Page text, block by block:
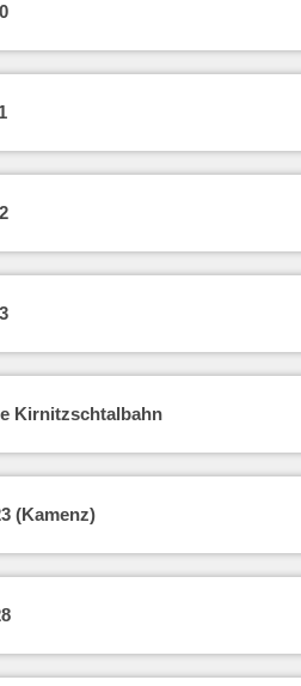
Kirnitzschtalbahn
(Kamenz)